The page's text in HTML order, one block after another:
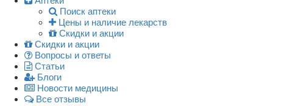
Поиск аптеки
Цены и наличие лекарств
Скидки и акции
Скидки и акции
Вопросы и ответы
Статьи
Блоги
Новости медицины
Все отзывы